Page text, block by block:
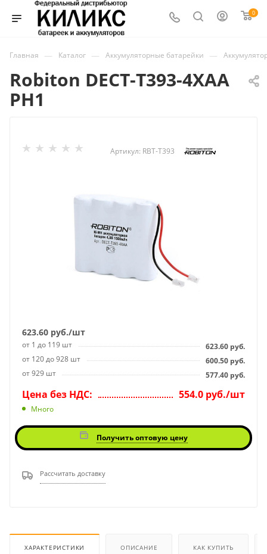
0
Главная — Каталог — Аккумуляторные батарейки —
Robiton DECT-T393-4XAA
PH1
Артикул: RBT-T393
623.60 руб./шт
от 1 до 119 шт 623.60 руб.
от 120 до 928 шт
600.50 руб.
от 929 шт
577.40 руб.
Цена без НДС: 554.0 руб./шт
Много
Получить оптовую цену
Рассчитать доставку
ХАРАКТЕРИСТИКИ ОПИСАНИЕ КАК КУПИТЬ